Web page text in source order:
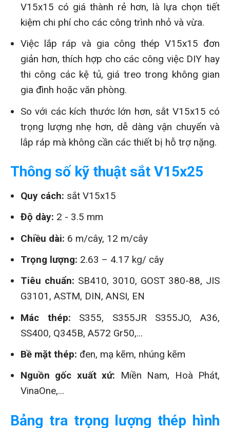
V15x15 có giá thành rẻ hơn, là lựa chọn tiết
kiệm chi phí cho các công trình nhỏ và vừa.
Việc lắp ráp và gia công thép V15x15 đơn
giản hơn, thích hợp cho các công việc DIY hay
thi công các kệ tủ, giá treo trong không gian
gia đình hoặc văn phòng.
So với các kích thước lớn hơn, sắt V15x15 có
trọng lượng nhẹ hơn, dễ dàng vận chuyển và
lắp ráp mà không cần các thiết bị hỗ trợ nặng.
Thông số kỹ thuật sắt V15x25
Quy cách: sắt V15x15
Độ dày: 2 - 3.5 mm
Chiều dài: 6 m/cây, 12 m/cây
Trọng lượng: 2.63 – 4.17 kg/ cây
Tiêu chuẩn: SB410, 3010, GOST 380-88, JIS
G3101, ASTM, DIN, ANSI, EN
Mác thép: S355, S355JR S355JO, A36,
SS400, Q345B, A572 Gr50,...
Bề mặt thép: đen, mạ kẽm, nhúng kẽm
Nguồn gốc xuất xứ: Miền Nam, Hoà Phát,
VinaOne,...
Bảng tra trọng lượng thép hình